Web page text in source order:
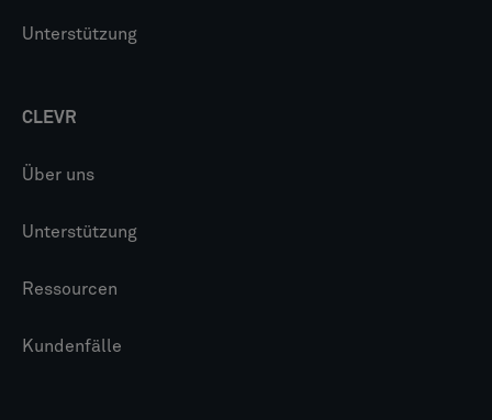
Unterstützung
CLEVR
Über uns
Unterstützung
Ressourcen
Kundenfälle